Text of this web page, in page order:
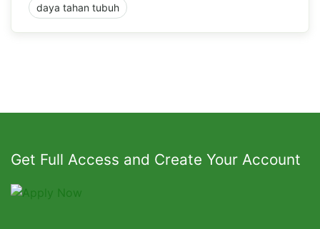
daya tahan tubuh
Get Full Access and Create Your Account